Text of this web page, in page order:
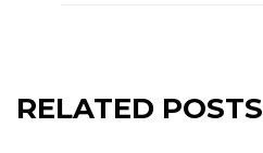
RELATED POSTS